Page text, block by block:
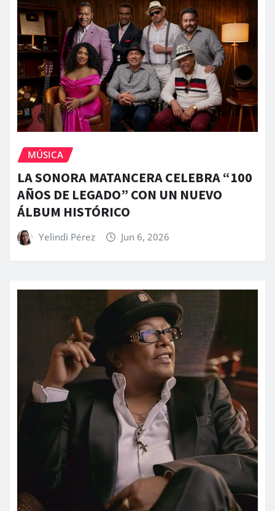
MÚSICA
LA SONORA MATANCERA CELEBRA “100
AÑOS DE LEGADO” CON UN NUEVO
ÁLBUM HISTÓRICO
Yelindi Pérez Jun 6, 2026